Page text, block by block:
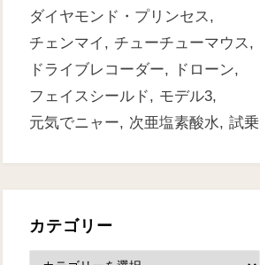
ダイヤモンド・プリンセス
チェンマイ
チューチューマウス
ドライブレコーダー
ドローン
フェイスシールド
モデル3
元気でニャー
次亜塩素酸水 試乗
カテゴリー